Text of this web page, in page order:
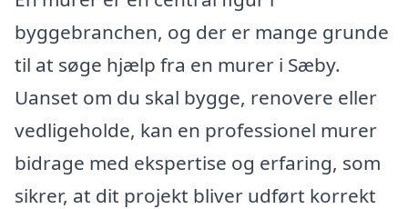
byggebranchen, og der er mange grunde
til at søge hjælp fra en murer i Sæby.
Uanset om du skal bygge, renovere eller
vedligeholde, kan en professionel murer
bidrage med ekspertise og erfaring, som
sikrer, at dit projekt bliver udført korrekt